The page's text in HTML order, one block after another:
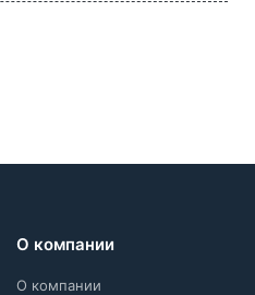
О компании
О компании